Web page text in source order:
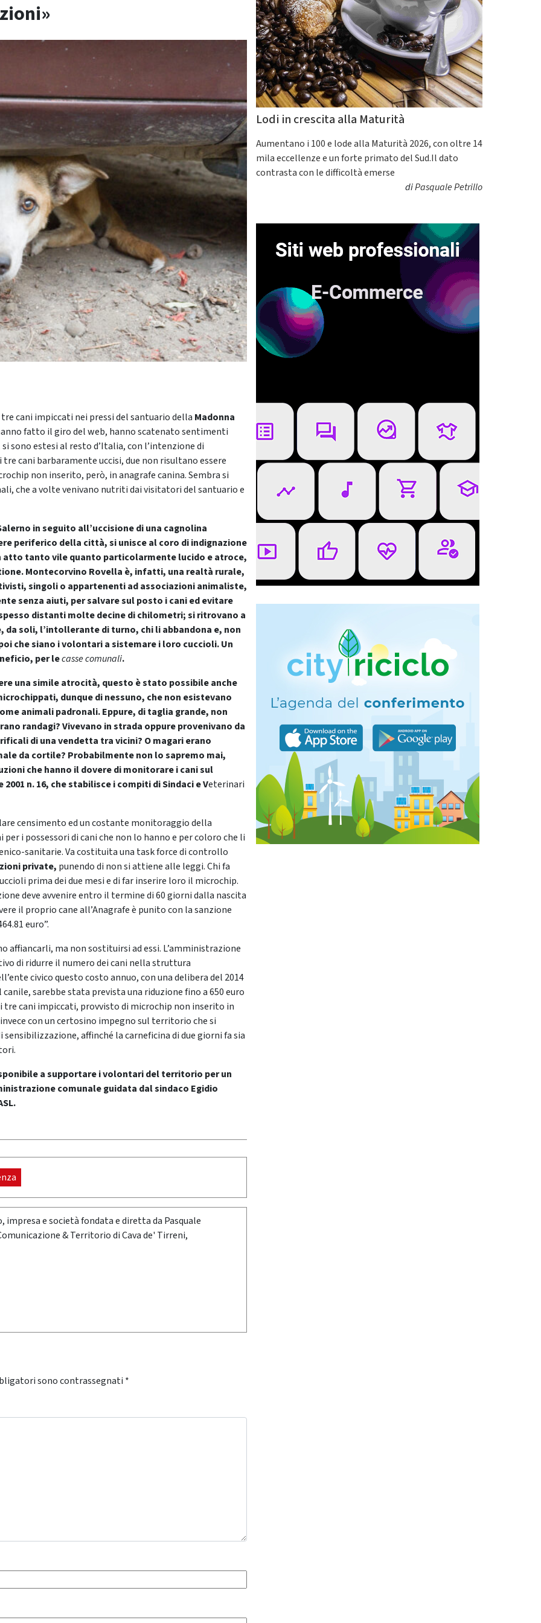
cani impiccati nei pressi del santuario della Madonna
fatto il giro del web, hanno scatenato sentimenti
sono estesi al resto d’Italia, con l’intenzione di
cani barbaramente uccisi, due non risultano essere
non inserito, però, in anagrafe canina. Sembra si
che a volte venivano nutriti dai visitatori del santuario e
in seguito all’uccisione di una cagnolina
periferico della città, si unisce al coro di indignazione
atto tanto vile quanto particolarmente lucido e atroce,
Montecorvino Rovella è, infatti, una realtà rurale,
singoli o appartenenti ad associazioni animaliste,
senza aiuti, per salvare sul posto i cani ed evitare
distanti molte decine di chilometri; si ritrovano a
soli, l’intollerante di turno, chi li abbandona e, non
che siano i volontari a sistemare i loro cuccioli. Un
per lecasse comunali.
una simile atrocità, questo è stato possibile anche
dunque di nessuno, che non esistevano
animali padronali. Eppure, di taglia grande, non
randagi? Vivevano in strada oppure provenivano da
di una vendetta tra vicini? O magari erano
da cortile? Probabilmente non lo sapremo mai,
che hanno il dovere di monitorare i cani sul
n. 16, che stabilisce i compiti di Sindaci e Veterinari
censimento ed un costante monitoraggio della
i possessori di cani che non lo hanno e per coloro che li
sanitarie. Va costituita una task force di controllo
private, punendo di non si attiene alle leggi. Chi fa
prima dei due mesi e di far inserire loro il microchip.
deve avvenire entro il termine di 60 giorni dalla nascita
il proprio cane all’Anagrafe è punito con la sanzione
euro”.
ma non sostituirsi ad essi. L’amministrazione
di ridurre il numero dei cani nella struttura
civico questo costo annuo, con una delibera del 2014
sarebbe stata prevista una riduzione fino a 650 euro
cani impiccati, provvisto di microchip non inserito in
con un certosino impegno sul territorio che si
affinché la carneficina di due giorni fa sia
a supportare i volontari del territorio per un
comunale guidata dal sindaco Egidio
e società fondata e diretta da Pasquale
& Territorio di Cava de' Tirreni,
sono contrassegnati *
Lodi in crescita alla Maturità
Aumentano i 100 e lode alla Maturità 2026, con oltre 14
mila eccellenze e un forte primato del Sud.Il dato
contrasta con le difficoltà emerse
diPasquale Petrillo